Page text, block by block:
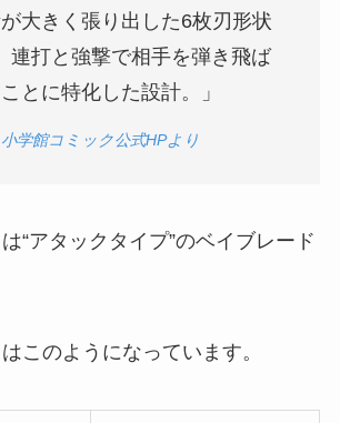
が大きく張り出した6枚刃形状
連打と強撃で相手を弾き飛ば
とに特化した設計。」
小学館コミック公式HPより
“アタックタイプ”のベイブレード
このようになっています。